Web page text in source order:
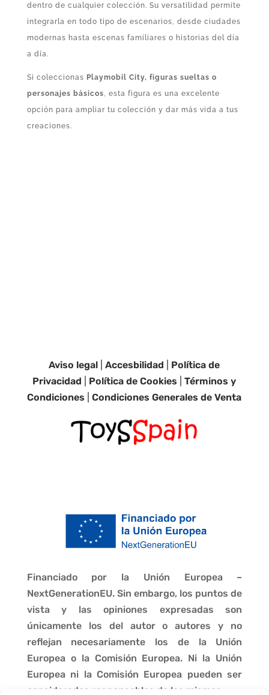
dentro de cualquier colección. Su versatilidad permite
integrarla en todo tipo de escenarios, desde ciudades
modernas hasta escenas familiares o historias del día
a día.
Si coleccionas Playmobil City, figuras sueltas o
personajes básicos, esta figura es una excelente
opción para ampliar tu colección y dar más vida a tus
creaciones.
Aviso legal |Accesbilidad
Política de
Privacidad
Política de Cookies |Términos y
Condiciones |Condiciones Generales de Venta
Financiado por la Unión Europea –
NextGenerationEU. Sin embargo, los puntos de
vista y las opiniones expresadas son
únicamente los del autor o autores y no
reflejan necesariamente los de la Unión
Europea o la Comisión Europea. Ni la Unión
Europea ni la Comisión Europea pueden ser
consideradas responsables de las mismas.